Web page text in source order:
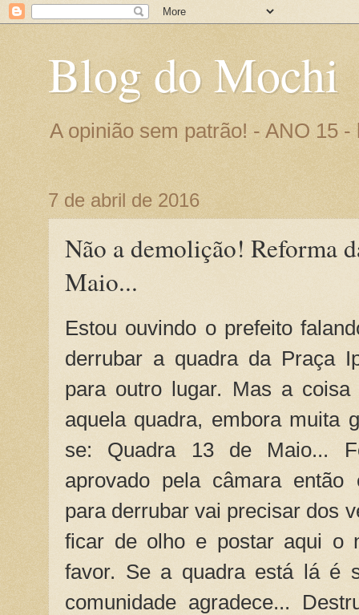
Blog do Mochi
A opinião sem patrão! - ANO 15
7 de abril de 2016
Não a demolição! Reforma
Maio...
Estou ouvindo o prefeito
derrubar a quadra da Praça
para outro lugar. Mas a
aquela quadra, embora muita
se: Quadra 13 de Maio...
aprovado pela câmara
para derrubar vai precisar dos
ficar de olho e postar aqui o
favor. Se a quadra está lá é
comunidade agradece...